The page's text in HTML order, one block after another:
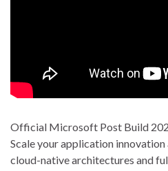
Official Microsoft Post Build
Scale your application
cloud-native architectures and